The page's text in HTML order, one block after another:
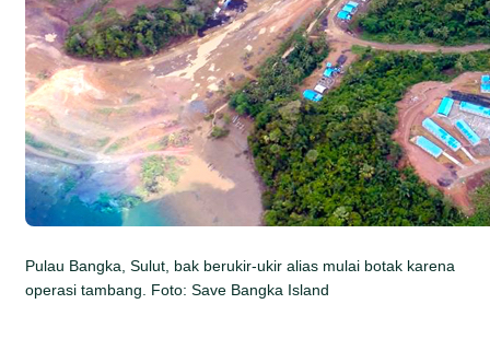
Pulau Bangka, Sulut, bak berukir-ukir alias mulai botak karena
operasi tambang. Foto: Save Bangka Island